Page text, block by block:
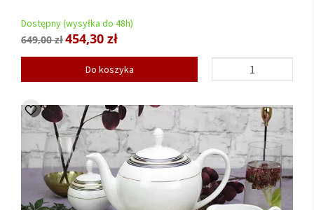
Dostępny (wysyłka do 48h)
649,00 zł454,30 zł
Do koszyka